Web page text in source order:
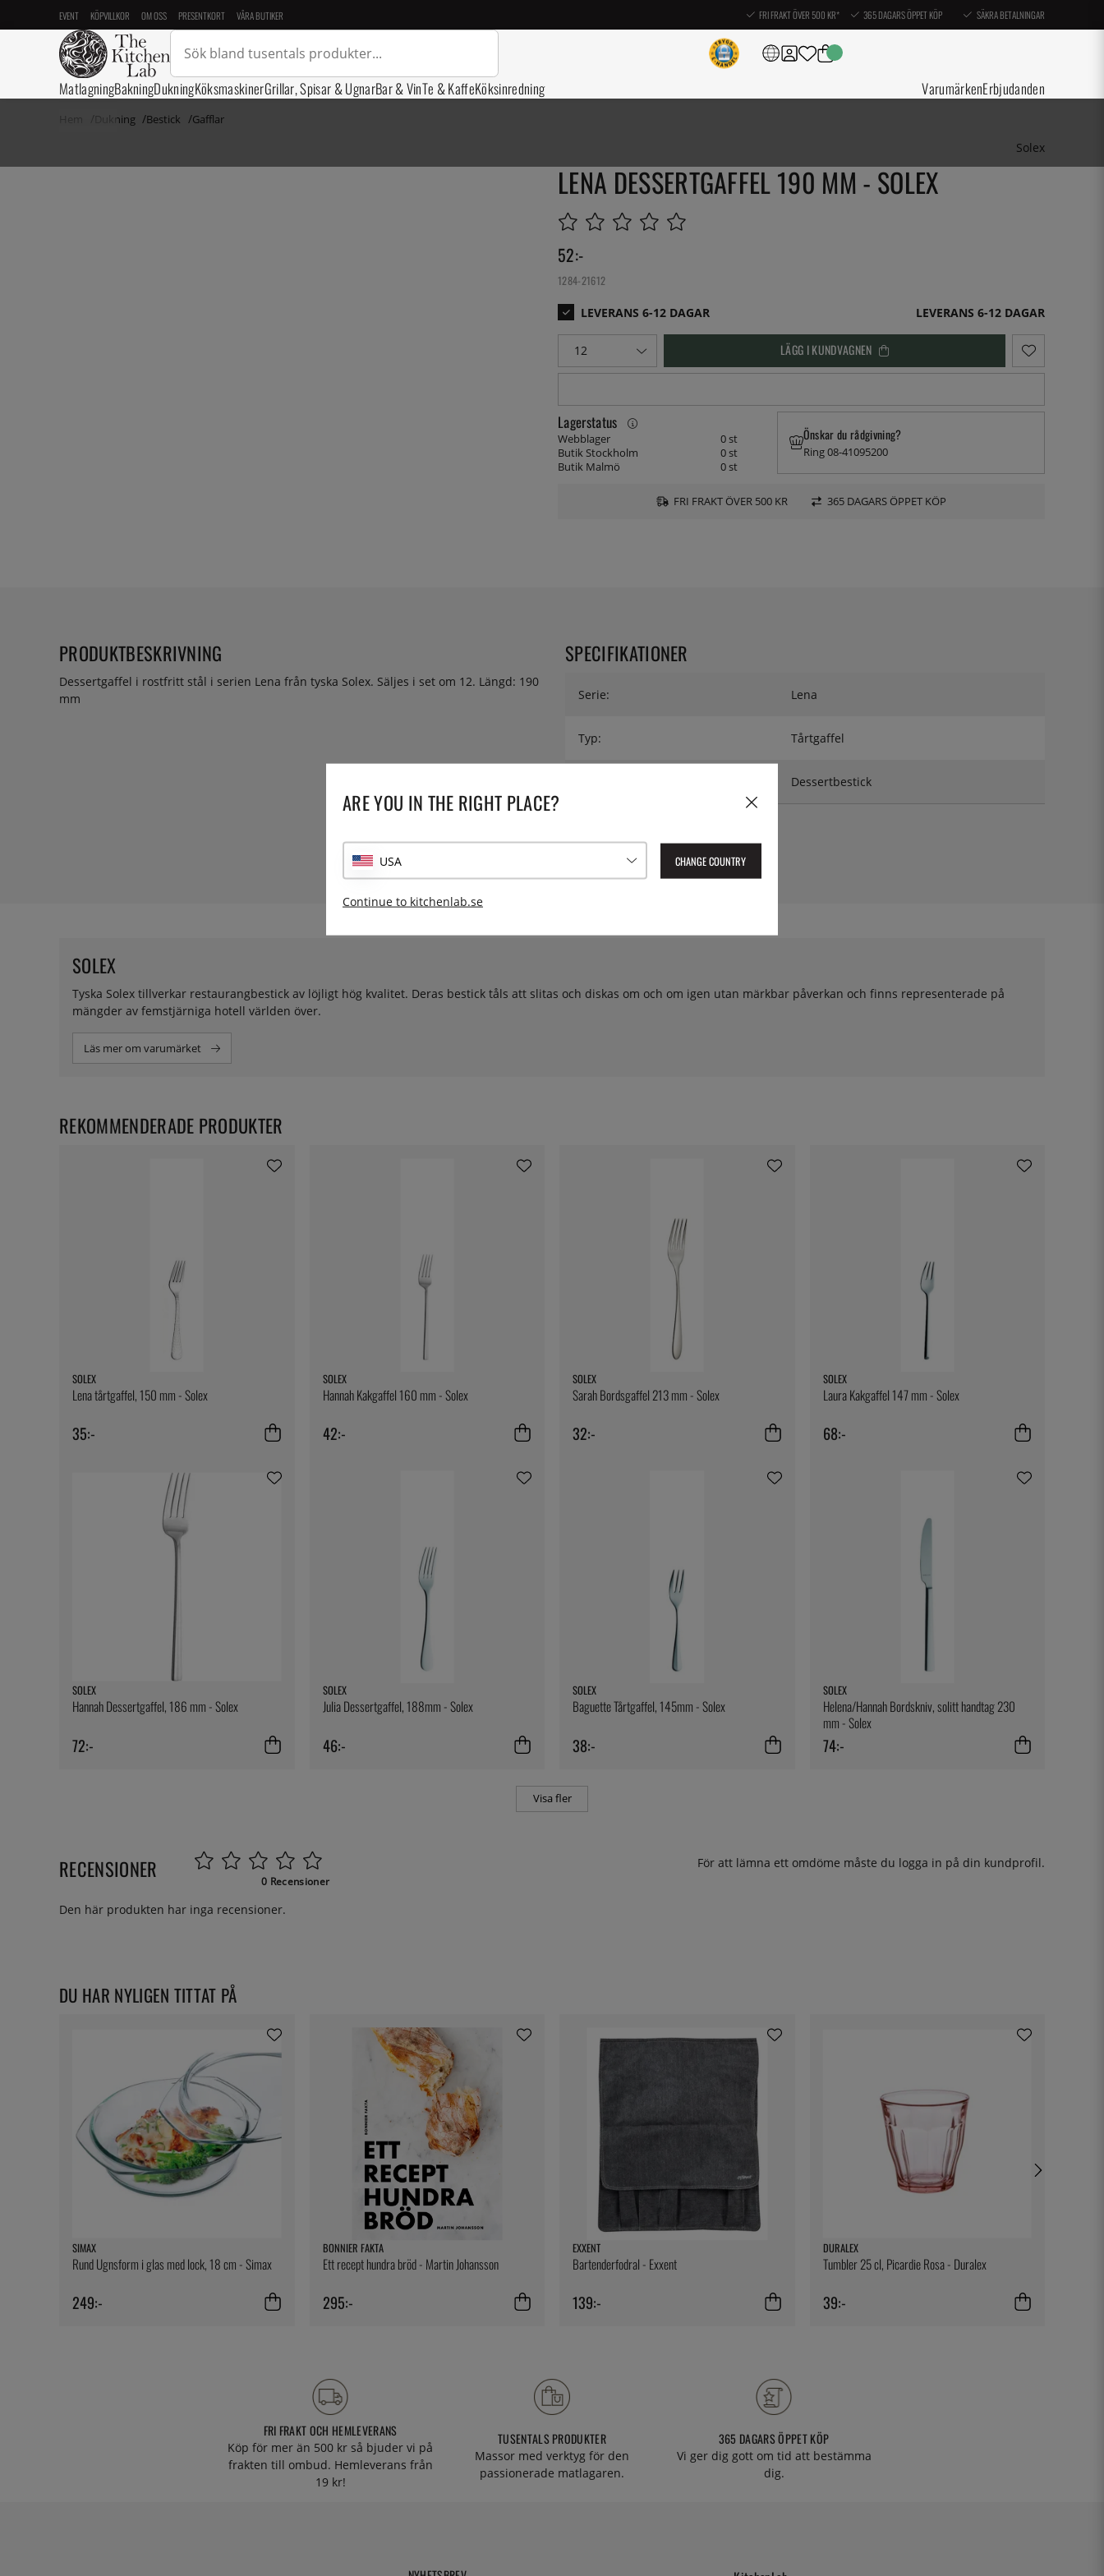
EVENT KÖPVILLKOR OM OSS PRESENTKORT VÅRA BUTIKER FRI FRAKT ÖVER 500 KR* 365 DAGARS ÖPPET KÖP SÄKRA BETALNINGAR
MatlagningBakningDukningKöksmaskinerGrillar, Spisar & UgnarBar & VinTe & KaffeKöksinredning VarumärkenErbjudanden
Dukning Bestick Gafflar
Solex
LENA DESSERTGAFFEL 190 MM - SOLEX
52:-
1284-21612
LEVERANS 6-12 DAGAR
LÄGG I KUNDVAGNEN
Lagerstatus
Webblager
0 st
Butik Stockholm
0 st
Butik Malmö
0 st
Önskar du rådgivning?
Ring 08-41095200
FRI FRAKT ÖVER 500 KR 365 DAGARS ÖPPET KÖP
PRODUKTBESKRIVNING
Dessertgaffel i rostfritt stål i serien Lena från tyska Solex. Säljes i set om 12. Längd: 190
mm
SPECIFIKATIONER
Serie: Lena
Typ: Tårtgaffel
Dessertbestick
EAN:4250184428060
Tyska Solex tillverkar restaurangbestick av löjligt hög kvalitet. Deras bestick tåls att slitas och diskas om och om igen utan märkbar påverkan och finns representerade på
mängder av femstjärniga hotell världen över.
SOLEX
Läs mer om varumärket
SOLEX
Lena tårtgaffel, 150 mm - Solex
35:-
SOLEX
Hannah Kakgaffel 160 mm - Solex
42:-
SOLEX
Sarah Bordsgaffel 213 mm - Solex
32:-
SOLEX
Laura Kakgaffel 147 mm - Solex
68:-
SOLEX
Hannah Dessertgaffel, 186 mm - Solex
72:-
SOLEX
Julia Dessertgaffel, 188mm - Solex
46:-
SOLEX
Baguette Tårtgaffel, 145mm - Solex
38:-
SOLEX
Helena/Hannah Bordskniv, solitt handtag 230
mm - Solex
74:-
Visa fler
REKOMMENDERADE PRODUKTER
RECENSIONER 0 Recensioner
För att lämna ett omdöme måste du logga in på din kundprofil.
Den här produkten har inga recensioner.
DU HAR NYLIGEN TITTAT PÅ
SIMAX
Rund Ugnsform i glas med lock, 18 cm - Simax
249:-
BONNIER FAKTA
Ett recept hundra bröd - Martin Johansson
295:-
EXXENT
Bartenderfodral - Exxent
139:-
DURALEX
Tumbler 25 cl, Picardie Rosa - Duralex
39:-
FRI FRAKT OCH HEMLEVERANS
Köp för mer än 500 kr så bjuder vi på
frakten till ombud. Hemleverans från
19 kr!
TUSENTALS PRODUKTER
Massor med verktyg för den
passionerade matlagaren.
365 DAGARS ÖPPET KÖP
Vi ger dig gott om tid att bestämma
dig.
ARE YOU IN THE RIGHT PLACE?
USA CHANGE COUNTRY
Continue to kitchenlab.se